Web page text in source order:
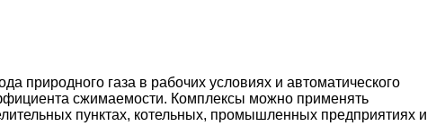
природного газа в рабочих условиях и автоматического
сжимаемости. Комплексы можно применять
пунктах, котельных, промышленных предприятиях и